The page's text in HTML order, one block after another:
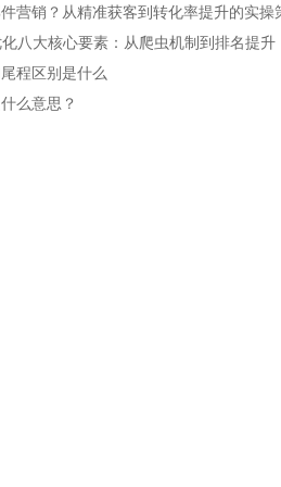
营销？从精准获客到转化率提升的实操
八大核心要素：从爬虫机制到排名提升
程区别是什么
么意思？